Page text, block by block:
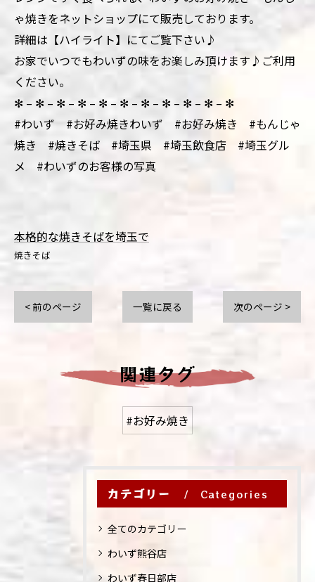
ゃ焼きをネットショップにて販売しております。
詳細は【ハイライト】にてご覧下さい♪
お家でいつでもわいずの味をお楽しみ頂けます♪ご利用
ください。
✻ – ✻ – ✻ – ✻ – ✻ – ✻ – ✻ – ✻ – ✻ – ✻ – ✻
#わいず #お好み焼きわいず #お好み焼き #もんじゃ
焼き #焼きそば #埼玉県 #埼玉飲食店 #埼玉グル
メ #わいずのお客様の写真
本格的な焼きそばを埼玉で
焼きそば
< 前のページ 一覧に戻る 次のページ >
関連タグ
#お好み焼き
カテゴリー Categories
全てのカテゴリー
わいず熊谷店
わいず春日部店